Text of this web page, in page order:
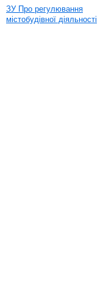
ЗУ Про регулювання
містобудівної діяльності